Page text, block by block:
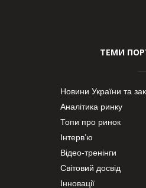
ТЕМИ
Новини України та
Аналітика ринку
Топи про ринок
Інтерв’ю
Відео-тренінги
Світовий досвід
Інновації